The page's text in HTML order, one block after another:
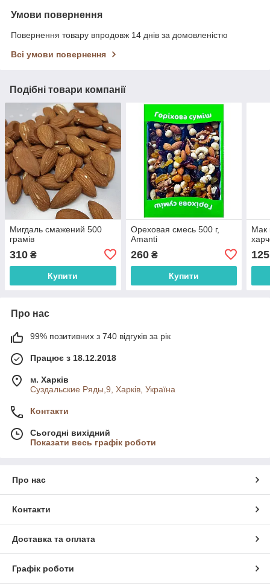
Умови повернення
Повернення товару впродовж 14 днів за домовленістю
Всі умови повернення
Подібні товари компанії
Мигдаль смажений 500
грамів
310 ₴
Купити
Ореховая смесь 500 г,
Amanti
260₴
Купити
Мак
125
Про нас
99% позитивних з 740 відгуків за рік
Працює з 18.12.2018
м. Харків
Суздальские Ряды,9, Харків, Україна
Контакти
Сьогодні вихідний
Показати весь графік роботи
Про нас
Контакти
Доставка та оплата
Графік роботи